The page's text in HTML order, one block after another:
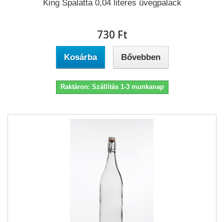
King Spalatta 0,04 literes üvegpalack
730 Ft‎
Kosárba Bővebben
Raktáron: Szállítás 1-3 munkanap